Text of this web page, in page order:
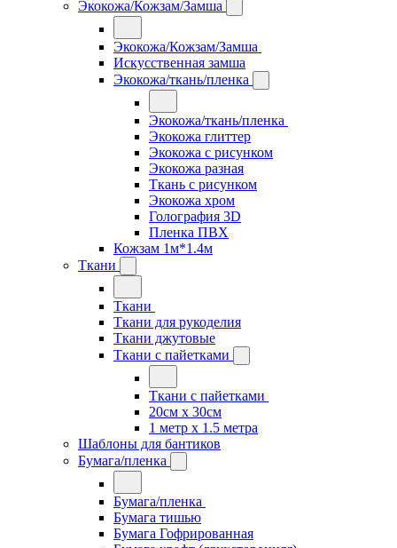
Экокожа/Кожзам/Замша
Экокожа/Кожзам/Замша
Искусственная замша
Экокожа/ткань/пленка
Экокожа/ткань/пленка
Экокожа глиттер
Экокожа с рисунком
Экокожа разная
Ткань с рисунком
Экокожа хром
Голография 3D
Пленка ПВХ
Кожзам 1м*1.4м
Ткани
Ткани
Ткани для рукоделия
Ткани джутовые
Ткани с пайетками
Ткани с пайетками
20см х 30см
1 метр х 1.5 метра
Шаблоны для бантиков
Бумага/пленка
Бумага/пленка
Бумага тишью
Бумага Гофрированная